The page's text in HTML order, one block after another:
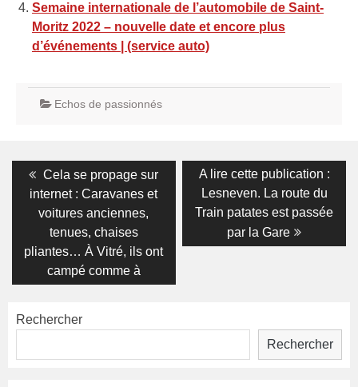
Semaine internationale de l’automobile de Saint-
Moritz 2022 – nouvelle date et encore plus
d’événements | (service auto)
Echos de passionnés
Navigation
de
l’article
Previous
post:
Cela se propage sur
internet : Caravanes et
voitures anciennes,
tenues, chaises
pliantes… À Vitré, ils ont
campé comme à
Next
post:
A lire cette publication :
Lesneven. La route du
Train patates est passée
par la Gare
Rechercher
Rechercher